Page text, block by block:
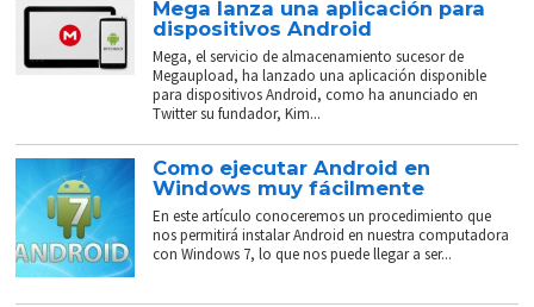
Mega lanza una aplicación para
dispositivos Android
Mega, el servicio de almacenamiento sucesor de
Megaupload, ha lanzado una aplicación disponible
para dispositivos Android, como ha anunciado en
Twitter su fundador, Kim...
Como ejecutar Android en
Windows muy fácilmente
En este artículo conoceremos un procedimiento que
nos permitirá instalar Android en nuestra computadora
con Windows 7, lo que nos puede llegar a ser...